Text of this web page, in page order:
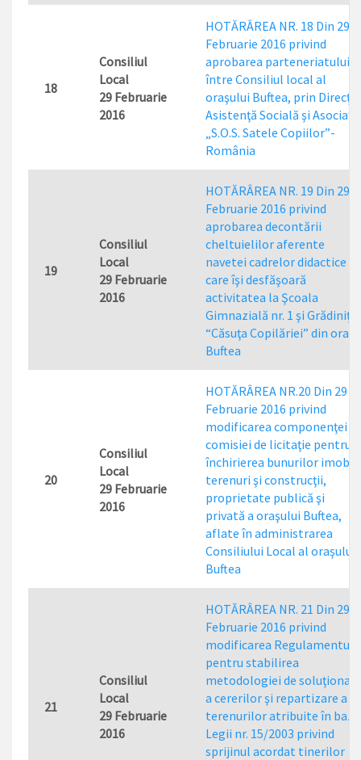
18
Consiliul
Local
29 Februarie
2016
HOTĂRÂREA NR. 18 Din 29
Februarie 2016 privind
aprobarea parteneriatului
între Consiliul local al
oraşului Buftea, prin Direcţia
Asistenţă Socială şi Asociaţia
„S.O.S. Satele Copiilor”-
România
19
Consiliul
Local
29 Februarie
2016
HOTĂRÂREA NR. 19 Din 29
Februarie 2016 privind
aprobarea decontării
cheltuielilor aferente
navetei cadrelor didactice
care îşi desfăşoară
activitatea la Şcoala
Gimnazială nr. 1 şi Grădiniţa
“Căsuţa Copilăriei” din
Buftea
20
Consiliul
Local
29 Februarie
2016
HOTĂRÂREA NR.20 Din 29
Februarie 2016 privind
modificarea componenţei
comisiei de licitaţie pentru
închirierea bunurilor
terenuri şi construcţii,
proprietate publică şi
privată a oraşului Buftea,
aflate în administrarea
Consiliului Local al oraşului
Buftea
21
Consiliul
Local
29 Februarie
2016
HOTĂRÂREA NR. 21 Din 29
Februarie 2016 privind
modificarea
pentru stabilirea
metodologiei de soluţionare
a cererilor şi repartizare a
terenurilor atribuite în baza
Legii nr. 15/2003 privind
sprijinul acordat tinerilor